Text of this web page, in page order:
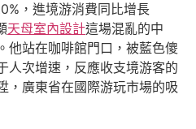
，進境游消費同比增長
天母室內設計這場混亂的中
他站在咖啡館門口，被藍色傻
人次增速，反應收支境游客的
，廣東省在國際游玩市場的吸